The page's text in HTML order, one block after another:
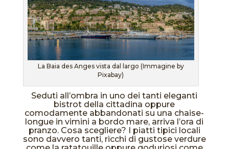
La Baia des Anges vista dal largo (Immagine by
Pixabay)
Seduti all’ombra in uno dei tanti eleganti
bistrot della cittadina oppure
comodamente abbandonati su una chaise-
longue in vimini a bordo mare, arriva l’ora di
pranzo. Cosa scegliere? I piatti tipici locali
sono davvero tanti, ricchi di gustose verdure